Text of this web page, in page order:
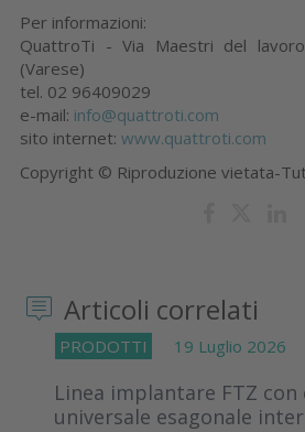
Per informazioni:
QuattroTi - Via Maestri del
(Varese)
tel. 02 96409029
e-mail: info@quattroti.com
sito internet: www.quattroti.com
Copyright © Riproduzione vietata-
Articoli correlati
PRODOTTI 19 Luglio 2026
Linea implantare FTZ con
universale esagonale